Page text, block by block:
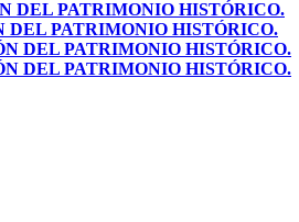
DEL PATRIMONIO HISTÓRICO.
DEL PATRIMONIO HISTÓRICO.
DEL PATRIMONIO HISTÓRICO.
DEL PATRIMONIO HISTÓRICO.